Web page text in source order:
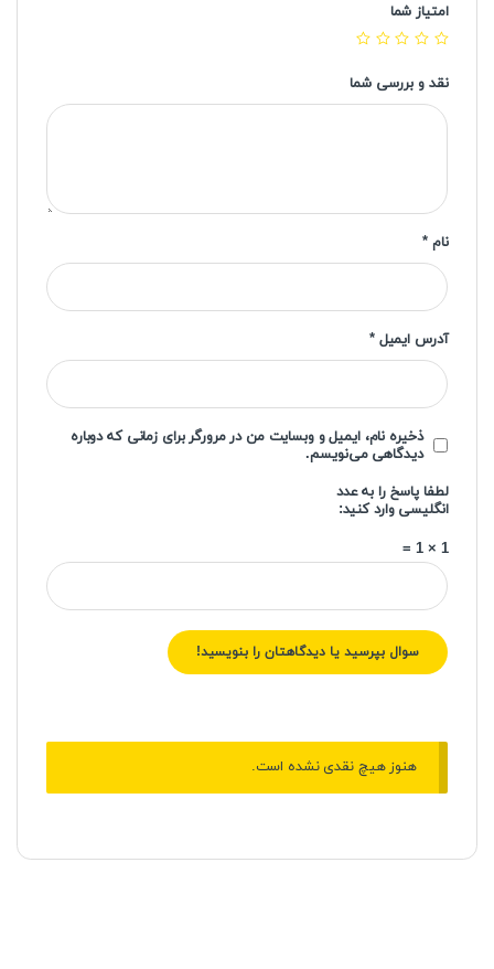
امتیاز شما
نقد و بررسی شما
نام*
آدرس ایمیل*
ذخیره نام، ایمیل و وبسایت من در مرورگر برای زمانی که دوباره
دیدگاهی می‌نویسم.
لطفا پاسخ را به عدد
انگلیسی وارد کنید:
1 × 1 =
هنوز هیچ نقدی نشده است.